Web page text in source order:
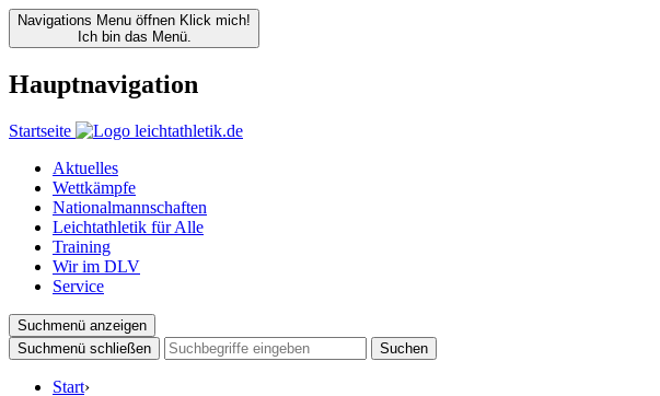
Navigations Menu öffnen Klick mich!
Ich bin das Menü.
Hauptnavigation
Startseite
Aktuelles
Wettkämpfe
Nationalmannschaften
Leichtathletik für Alle
Training
Wir im DLV
Service
Suchmenü anzeigen
Suchmenü schließen
Suchen
Start›